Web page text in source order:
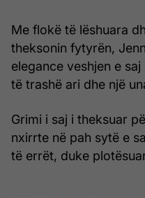
Me flokë të lëshuara
theksonin fytyrën,
elegance veshjen e
të trashë ari dhe një
Grimi i saj i theksuar
nxirrte në pah sytë e
të errët, duke